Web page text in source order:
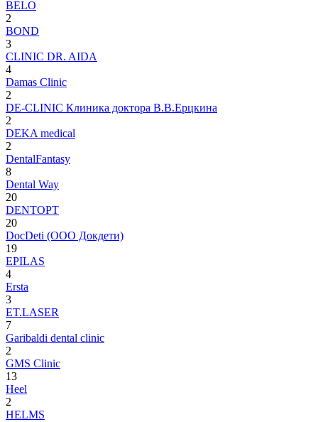
BELO
2
BOND
3
CLINIC DR. AIDA
4
Damas Clinic
2
DE-CLINIC Клиника доктора В.В.Ерцкина
2
DEKA medical
2
DentalFantasy
8
Dental Way
20
DENTOPT
20
DocDeti (ООО Докдети)
19
EPILAS
4
Ersta
3
ET.LASER
7
Garibaldi dental clinic
2
GMS Clinic
13
Heel
2
HELMS